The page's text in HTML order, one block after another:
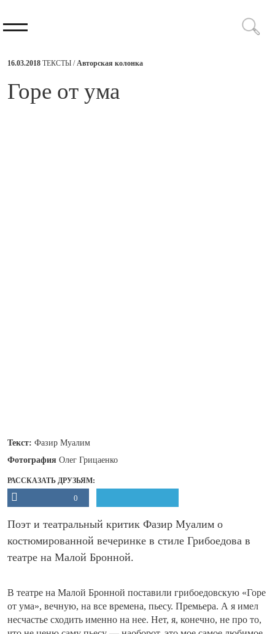
16.03.2018 ТЕКСТЫ /Авторская колонка
​Горе от ума
Текст: Фазир Муалим
Фотография Олег Грицаенко
РАССКАЗАТЬ ДРУЗЬЯМ:
0
Поэт и театральный критик Фазир Муалим о
костюмированной вечеринке в стиле Грибоедова в
театре на Малой Бронной.
В театре на Малой Бронной поставили грибоедовскую «Горе
от ума», вечную, на все времена, пьесу. Премьера. А я имел
несчастье сходить именно на нее. Нет, я, конечно, не про то,